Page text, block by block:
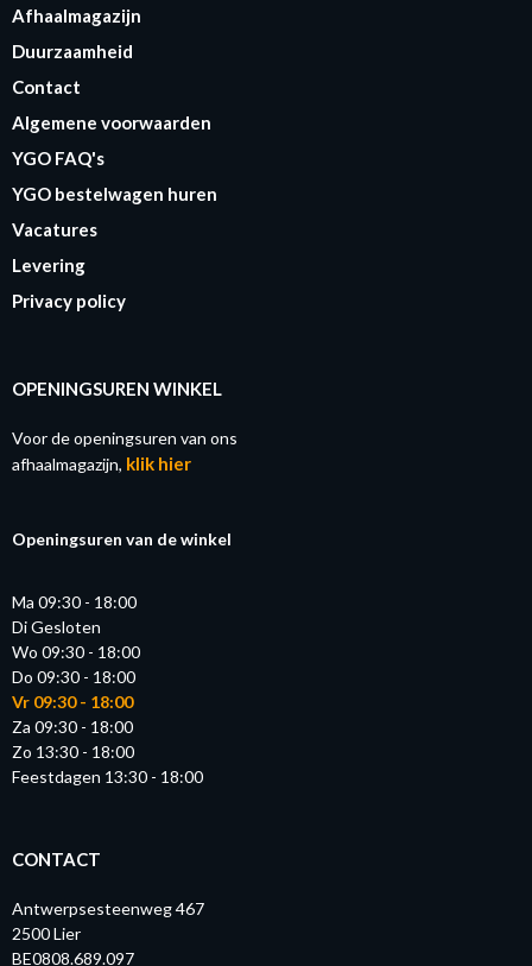
Afhaalmagazijn
Duurzaamheid
Contact
Algemene voorwaarden
YGO FAQ's
YGO bestelwagen huren
Vacatures
Levering
Privacy policy
OPENINGSUREN WINKEL
Voor de openingsuren van ons
afhaalmagazijn, klik hier
Openingsuren van de winkel
Ma 09:30 - 18:00
Di Gesloten
Wo 09:30 - 18:00
Do 09:30 - 18:00
Vr 09:30 - 18:00
Za 09:30 - 18:00
Zo 13:30 - 18:00
Feestdagen 13:30 - 18:00
CONTACT
Antwerpsesteenweg 467
2500 Lier
BE0808.689.097